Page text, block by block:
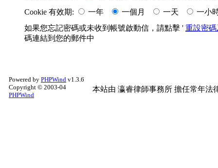
Cookie 有效期:
一年 一個月 一天
一小
如果您忘記密碼或未收到帳號啟動信，請點擊 ' 重設密
碼連結到您的郵件中
Powered by PHPWind v1.3.6
Copyright © 2003-04
PHPWind
本站由 瀛睿律師事務所 擔任常年法